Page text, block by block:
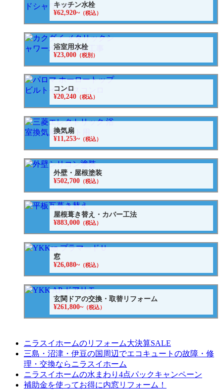
キッチン水栓
¥62,920~（税込）
浴室用水栓
¥23,000 （税別）
コンロ
¥20,240 （税込）
換気扇
¥11,253~（税込）
外壁・屋根塗装
¥502,700 （税込）
屋根葺き替え・カバー工法
¥883,000 （税込）
窓
¥26,080~（税込）
玄関ドアの交換・取替リフォーム
¥261,800~（税込）
ニラスイホームのリフォーム大決算SALE
三島・沼津・伊豆の国周辺でエコキュートの故障・修
理・交換ならニラスイホーム
ニラスイホームの水まわり4点パックキャンペーン
補助金を使ってお得に内窓リフォーム！